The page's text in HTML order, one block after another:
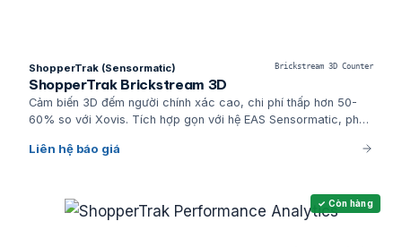
ShopperTrak (Sensormatic) Brickstream 3D Counter
ShopperTrak Brickstream 3D
Cảm biến 3D đếm người chính xác cao, chi phí thấp hơn 50-
60% so với Xovis. Tích hợp gọn với hệ EAS Sensormatic, phù
TrafficTrak cung cấp báo cáo traffic, conversion, dwell time
Liên hệ báo giá
✓ Còn hàng